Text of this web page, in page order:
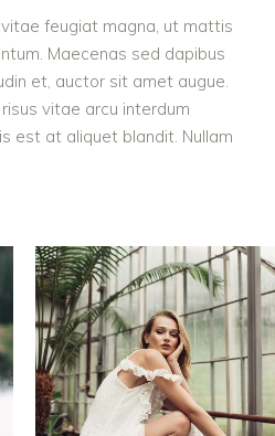
feugiat magna, ut mattis
Maecenas sed dapibus
et, auctor sit amet augue.
vitae arcu interdum
est at aliquet blandit. Nullam